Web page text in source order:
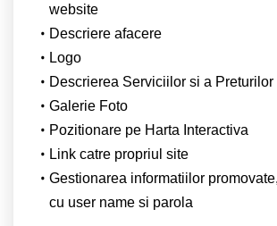
website
Descriere afacere
Logo
Descrierea Serviciilor si a Preturilor
Galerie Foto
Pozitionare pe Harta Interactiva
Link catre propriul site
Gestionarea informatiilor
cu user name si parola